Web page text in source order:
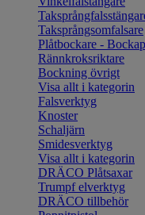
Taksprångsomfalsare
Plåtbockare -
Rännkroksriktare
Bockning övrigt
Visa allt i kategorin
Falsverktyg
Knoster
Schaljärn
Smidesverktyg
Visa allt i kategorin
DRÄCO Plåtsaxar
Trumpf elverktyg
DRÄCO tillbehör